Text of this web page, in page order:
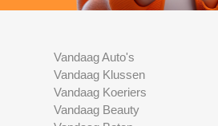
Vandaag Auto's
Vandaag Klussen
Vandaag Koeriers
Vandaag Beauty